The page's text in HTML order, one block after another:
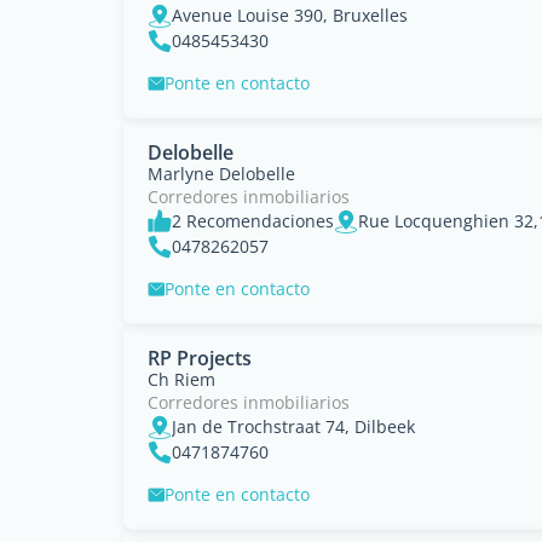
Avenue Louise 390, Bruxelles
0485453430
Ponte en contacto
Delobelle
Marlyne Delobelle
Corredores inmobiliarios
2 Recomendaciones
Rue Locquenghien
0478262057
Ponte en contacto
RP Projects
Ch Riem
Corredores inmobiliarios
Jan de Trochstraat 74, Dilbeek
0471874760
Ponte en contacto